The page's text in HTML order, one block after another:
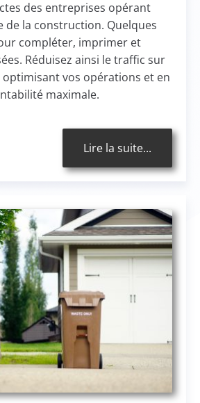
des entreprises opérant
de la construction. Quelques
compléter, imprimer et
Réduisez ainsi le traffic sur
optimisant vos opérations et en
maximale.
Lire la suite...